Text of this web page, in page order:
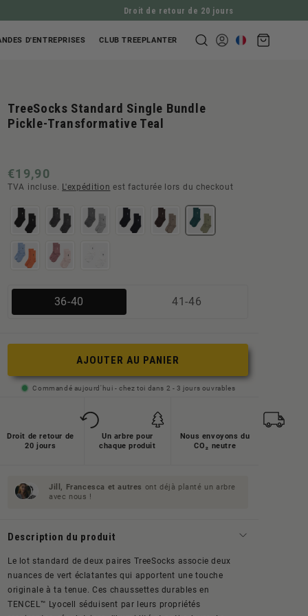
Droit de retour de 20 jours
D'ENTREPRISES CLUB TREEPLANTER
Se
d'achat
TreeSocks Standard Single Bundle
Pickle-Transformative Teal
Prix
normal
€19,90
TVA incluse. L'expédition est facturée lors du checkout
36-40
verfügbar
41-46
Variante
nicht
verfügbar
AJOUTER AU PANIER
Commandé aujourd'hui - chez toi dans 2 - 3 jours ouvrables
Droit de retour de
20 jours
Un arbre pour
chaque produit
Nous envoyons du
CO₂ neutre
Jill, Francesca etautres ont déjà planté un arbre
avec nous !
Description du produit
Le lot standard de deux paires TreeSocks associe deux
nuances de vert éclatantes qui apportent une touche
originale à ta tenue. Ces chaussettes durables en
TENCEL™ Lyocell séduisent par leurs propriétés